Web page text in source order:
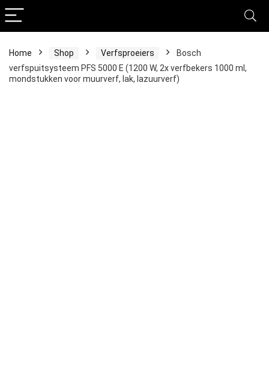
Home Shop Verfsproeiers
Bosch
verfspuitsysteem PFS 5000 E (1200 W, 2x verfbekers 1000 ml,
mondstukken voor muurverf, lak, lazuurverf)